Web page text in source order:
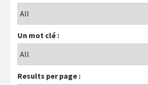
Un mot clé :
Results per page :